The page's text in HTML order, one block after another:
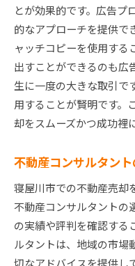
とが効果的です。広告プ
的なアプローチを提供で
ャッチコピーを使用する
出すことができるのも広
生に一度の大きな取引で
用することが賢明です。
却をスムーズかつ成功裡
不動産コンサルタン
寝屋川市での不動産売却
不動産コンサルタントの
の実績や評判を確認する
ルタントは、地域の市場
切なアドバイスを提供し